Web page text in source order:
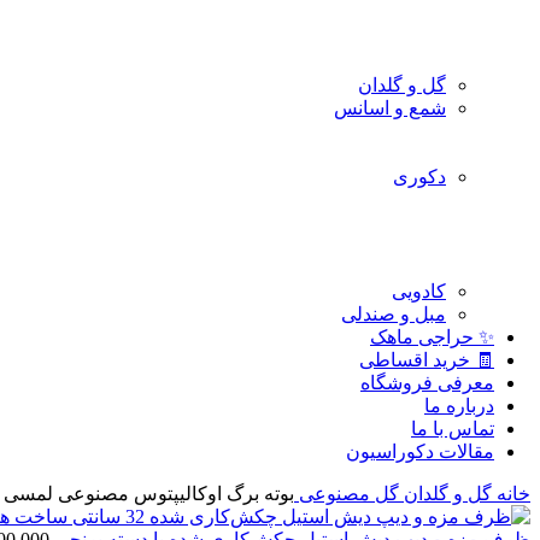
گل و گلدان
شمع و اسانس
دکوری
کادویی
مبل و صندلی
✨ حراجی ماهک
🧾 خرید اقساطی
معرفی فروشگاه
درباره ما
تماس با ما
مقالات دکوراسیون
خانه گل و گلدان گل مصنوعی بوته برگ اوکالیپتوس مصنوعی لمسی 35 سانتی